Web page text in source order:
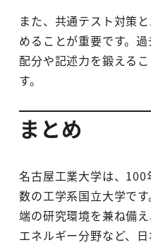
また、共通テスト対策
めることが重要です。
配分や記述力を鍛える
す。
まとめ
名古屋工業大学は、
数の工学系国立大学で
端の研究環境を兼ね備
エネルギー分野など、